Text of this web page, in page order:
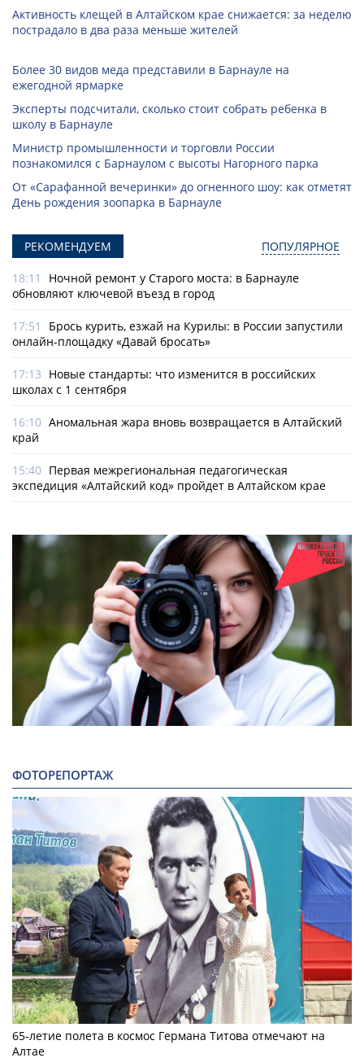
Активность клещей в Алтайском крае снижается: за неделю
пострадало в два раза меньше жителей
Более 30 видов меда представили в Барнауле на
ежегодной ярмарке
Эксперты подсчитали, сколько стоит собрать ребенка в
школу в Барнауле
Министр промышленности и торговли России
познакомился с Барнаулом с высоты Нагорного парка
От «Сарафанной вечеринки» до огненного шоу: как отметят
День рождения зоопарка в Барнауле
РЕКОМЕНДУЕМ ПОПУЛЯРНОЕ
18:11
Ночной ремонт у Старого моста: в Барнауле
обновляют ключевой въезд в город
17:51
Брось курить, езжай на Курилы: в России запустили
онлайн-­площадку «Давай бросать»
17:13 Новые стандарты: что изменится в российских
школах с 1 сентября
16:10 Аномальная жара вновь возвращается в Алтайский
край
15:40 Первая межрегиональная педагогическая
экспедиция «Алтайский код» пройдет в Алтайском крае
ФОТОРЕПОРТАЖ
65-летие полета в космос Германа Титова отмечают на
Алтае